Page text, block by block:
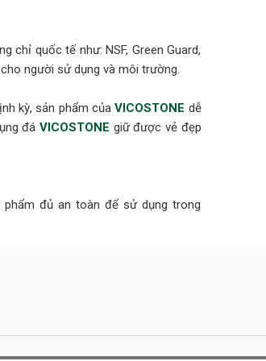
chỉ quốc tế như: NSF, Green Guard,
người sử dụng và môi trường.
kỳ, sản phẩm củaVICOSTONE dễ
đá VICOSTONE giữ được vẻ đẹp
đủ an toàn để sử dụng trong
Tiêu chuẩn GREENGUARD Gold
để được phép sử dụng cho các